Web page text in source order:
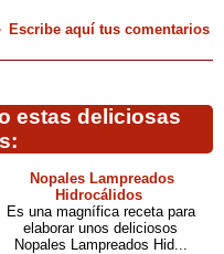
Escribe aquí tus comentarios
estas deliciosas
Nopales Lampreados
Hidrocálidos
Es una magnífica receta para
elaborar unos deliciosos
Nopales Lampreados Hid...